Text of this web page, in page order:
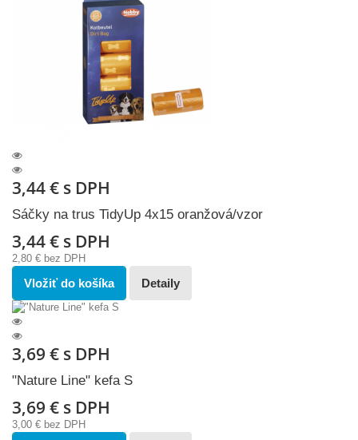
3,44 € s DPH
Sáčky na trus TidyUp 4x15 oranžová/vzor
3,44 € s DPH
2,80 € bez DPH
Vložiť do košíka Detaily
3,69 € s DPH
"Nature Line" kefa S
3,69 € s DPH
3,00 € bez DPH